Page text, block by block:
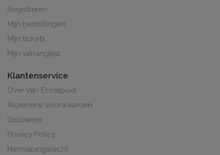
Registreren
Mijn bestellingen
Mijn tickets
Mijn verlanglijst
Klantenservice
Over Van Eccelpoel
Algemene voorwaarden
Disclaimer
Privacy Policy
Herroepingsrecht